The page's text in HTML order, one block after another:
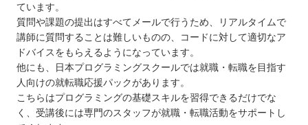
ています。
質問や課題の提出はすべてメールで行うため、リアルタイムで
講師に質問することは難しいものの、コードに対して適切なア
ドバイスをもらえるようになっています。
他にも、日本プログラミングスクールでは就職・転職を目指す
人向けの就転職応援パックがあります。
こちらはプログラミングの基礎スキルを習得できるだけでな
く、受講後には専門のスタッフが就職・転職活動をサポートし